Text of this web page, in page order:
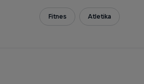
Fitnes Atletika